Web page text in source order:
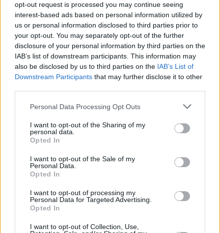
opt-out request is processed you may continue seeing
interest-based ads based on personal information utilized by
us or personal information disclosed to third parties prior to
your opt-out. You may separately opt-out of the further
disclosure of your personal information by third parties on the
IAB’s list of downstream participants. This information may
also be disclosed by us to third parties on the IAB’s List of
Downstream Participants that may further disclose it to other
Personal Data Processing Opt Outs
I want to opt-out of the Sharing of my
personal data.
Opted In
I want to opt-out of the Sale of my
Personal Data.
Opted In
I want to opt-out of processing my
Personal Data for Targeted Advertising.
Opted In
I want to opt-out of Collection, Use,
«Ήταν ένα πολυτάραχο ταξίδι, αλλά άξιζε τον κόπο»,
Διεθνούς Εμπορίου του Ευρωπαϊκού Κοινοβουλίου